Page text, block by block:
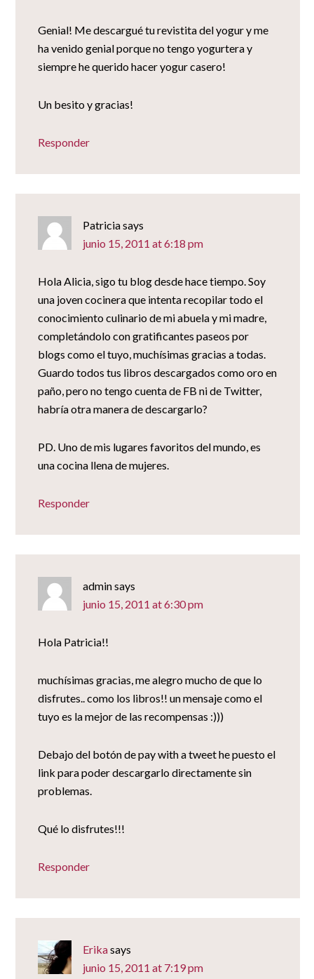
Genial! Me descargué tu revistita del yogur y me
ha venido genial porque no tengo yogurtera y
siempre he querido hacer yogur casero!
Un besito y gracias!
Responder
Patriciasays
junio 15, 2011 at 6:18 pm
Hola Alicia, sigo tu blog desde hace tiempo. Soy
una joven cocinera que intenta recopilar todo el
conocimiento culinario de mi abuela y mi madre,
completándolo con gratificantes paseos por
blogs como el tuyo, muchísimas gracias a todas.
Guardo todos tus libros descargados como oro en
paño, pero no tengo cuenta de FB ni de Twitter,
habría otra manera de descargarlo?
PD. Uno de mis lugares favoritos del mundo, es
una cocina llena de mujeres.
Responder
adminsays
junio 15, 2011 at 6:30 pm
Hola Patricia!!
muchísimas gracias, me alegro mucho de que lo
disfrutes.. como los libros!! un mensaje como el
tuyo es la mejor de las recompensas :)))
Debajo del botón de pay with a tweet he puesto el
link para poder descargarlo directamente sin
problemas.
Qué lo disfrutes!!!
Responder
Erikasays
junio 15, 2011 at 7:19 pm